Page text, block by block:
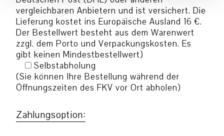
vergleichbaren Anbietern und ist versichert. Die
Lieferung kostet ins Europäische Ausland 16 €.
Der Bestellwert besteht aus dem Warenwert
zzgl. dem Porto und Verpackungskosten. Es
gibt keinen Mindestbestellwert)
Selbstabholung
(Sie können Ihre Bestellung während der
Öffnungszeiten des FKV vor Ort abholen)
Zahlungsoption: